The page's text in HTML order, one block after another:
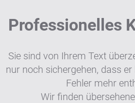
Professionelles
Sie sind von Ihrem Text
nur noch sichergehen, dass
Fehler mehr
Wir finden